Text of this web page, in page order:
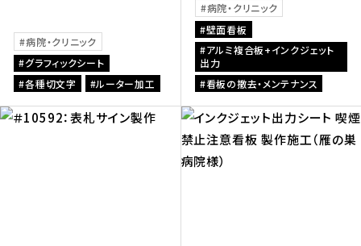
病院・クリニック
グラフィックシート
各種切文字
ルーター加工
病院・クリニック
壁面看板
アルミ複合板+インクジェット
出力
看板の撤去・メンテナンス